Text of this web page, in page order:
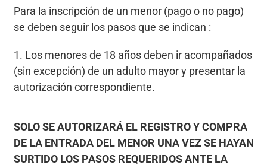
Para la inscripción de un menor (pago o no pago)
se deben seguir los pasos que se indican :
1. Los menores de 18 años deben ir acompañados
(sin excepción) de un adulto mayor y presentar la
autorización correspondiente.
SOLO SE AUTORIZARÁ EL REGISTRO Y COMPRA
DE LA ENTRADA DEL MENOR UNA VEZ SE HAYAN
SURTIDO LOS PASOS REQUERIDOS ANTE LA